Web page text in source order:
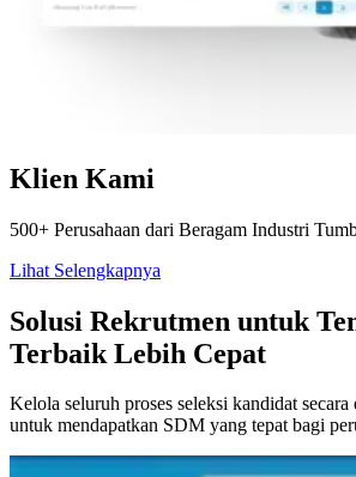
Klien Kami
500+ Perusahaan dari Beragam Industri
Lihat Selengkapnya
Solusi Rekrutmen untuk
Terbaik Lebih Cepat
Kelola seluruh proses seleksi kandidat
untuk mendapatkan SDM yang tepat bagi